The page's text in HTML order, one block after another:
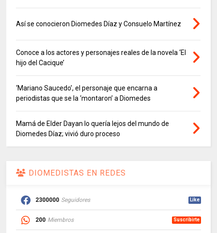
Así se conocieron Diomedes Díaz y Consuelo Martínez
Conoce a los actores y personajes reales de la novela ‘El
hijo del Cacique’
‘Mariano Saucedo’, el personaje que encarna a
periodistas que se la ‘montaron’ a Diomedes
Mamá de Elder Dayan lo quería lejos del mundo de
Diomedes Díaz; vivió duro proceso
DIOMEDISTAS EN REDES
2300000 Seguidores Like
200 Miembros Suscribirte